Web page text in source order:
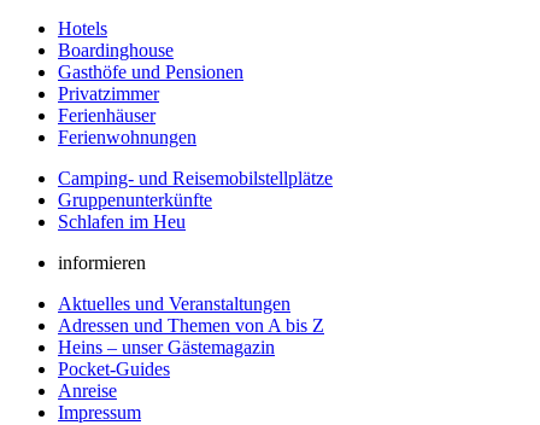
Hotels
Boardinghouse
Gasthöfe und Pensionen
Privatzimmer
Ferienhäuser
Ferienwohnungen
Camping- und Reisemobilstellplätze
Gruppenunterkünfte
Schlafen im Heu
informieren
Aktuelles und Veranstaltungen
Adressen und Themen von A bis Z
Heins – unser Gästemagazin
Pocket-Guides
Anreise
Impressum